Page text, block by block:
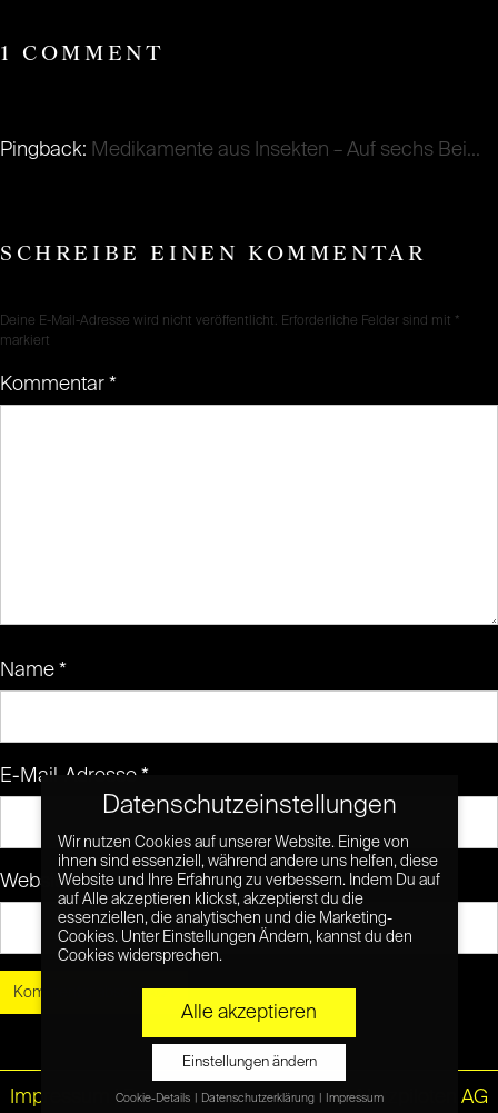
1 COMMENT
Pingback: Medikamente aus Insekten – Auf sechs Bei...
SCHREIBE EINEN KOMMENTAR
Deine E-Mail-Adresse wird nicht veröffentlicht. Erforderliche Felder sind mit *
markiert
Kommentar *
Name *
E-Mail-Adresse *
Website
Impressum |Datenschutz © Netzpiloten AG
Datenschutzeinstellungen
Wir nutzen Cookies auf unserer Website. Einige von
ihnen sind essenziell, während andere uns helfen, diese
Website und Ihre Erfahrung zu verbessern. Indem Du auf
auf Alle akzeptieren klickst, akzeptierst du die
essenziellen, die analytischen und die Marketing-
Cookies. Unter Einstellungen Ändern, kannst du den
Cookies widersprechen.
Alle akzeptieren
Einstellungen ändern
Cookie-Details Datenschutzerklärung Impressum